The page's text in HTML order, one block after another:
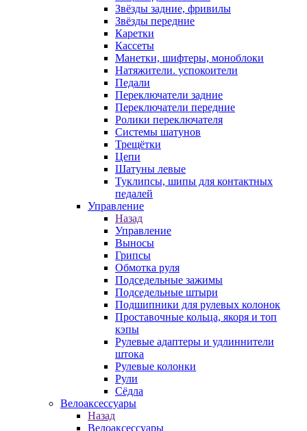
Звёзды задние, фривилы
Звёзды передние
Каретки
Кассеты
Манетки, шифтеры, моноблоки
Натяжители. успокоители
Педали
Переключатели задние
Переключатели передние
Ролики переключателя
Системы шатунов
Трещётки
Цепи
Шатуны левые
Туклипсы, шипы для контактных
педалей
Управление
Назад
Управление
Выносы
Грипсы
Обмотка руля
Подседельные зажимы
Подседельные штыри
Подшипники для рулевых колонок
Проставочные кольца, якоря и топ
кэпы
Рулевые адаптеры и удлиннители
штока
Рулевые колонки
Рули
Сёдла
Велоаксессуары
Назад
Велоаксессуары